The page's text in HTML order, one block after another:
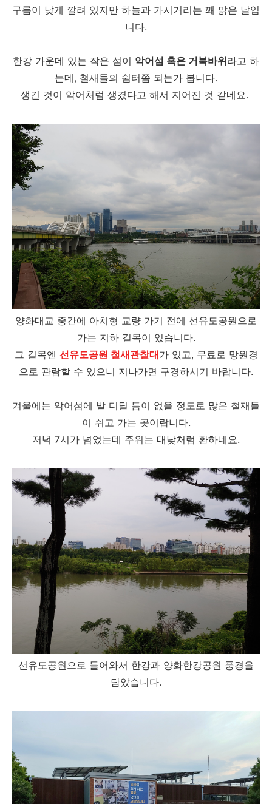
구름이 낮게 깔려 있지만 하늘과 가시거리는 꽤 맑은 날입
니다.
한강 가운데 있는 작은 섬이 악어섬 혹은 거북바위라고 하
는데, 철새들의 쉼터쯤 되는가 봅니다.
생긴 것이 악어처럼 생겼다고 해서 지어진 것 같네요.
양화대교 중간에 아치형 교량 가기 전에 선유도공원으로
가는 지하 길목이 있습니다.
그 길목엔 선유도공원 철새관찰대가 있고, 무료로 망원경
으로 관람할 수 있으니 지나가면 구경하시기 바랍니다.
겨울에는 악어섬에 발 디딜 틈이 없을 정도로 많은 철재들
이 쉬고 가는 곳이랍니다.
저녁 7시가 넘었는데 주위는 대낮처럼 환하네요.
선유도공원으로 들어와서 한강과 양화한강공원 풍경을
담았습니다.